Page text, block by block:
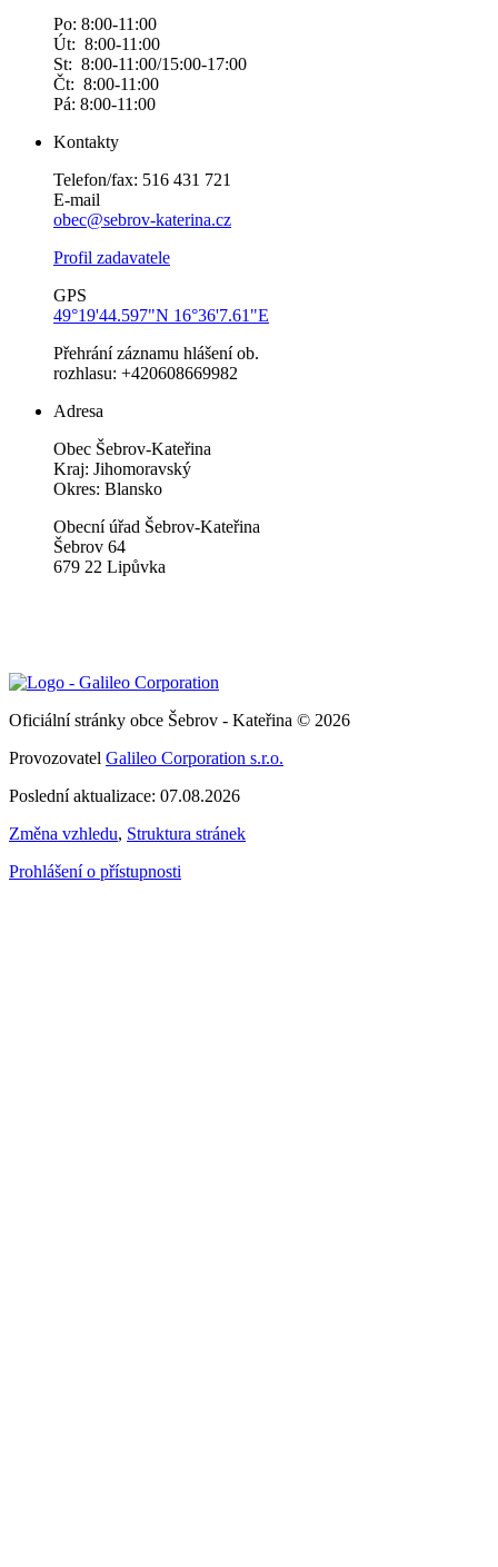
Po: 8:00-11:00
Út: 8:00-11:00
St: 8:00-11:00/15:00-17:00
Čt: 8:00-11:00
Pá: 8:00-11:00
Kontakty
Telefon/fax: 516 431 721
E-mail
obec@sebrov-katerina.cz
Profil zadavatele
GPS
49°19'44.597"N 16°36'7.61"E
Přehrání záznamu hlášení ob.
rozhlasu: +420608669982
Adresa
Obec Šebrov-Kateřina
Kraj: Jihomoravský
Okres: Blansko
Obecní úřad Šebrov-Kateřina
Šebrov 64
679 22 Lipůvka
Oficiální stránky obce Šebrov - Kateřina © 2026
Provozovatel Galileo Corporation s.r.o.
Poslední aktualizace: 07.08.2026
Změna vzhledu, Struktura stránek
Prohlášení o přístupnosti